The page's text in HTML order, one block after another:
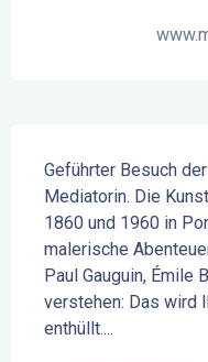
Geführter Besuch
Mediatorin. Die
1860 und 1960 in
malerische
Paul Gauguin, Émile
verstehen: Das wird
enthüllt....